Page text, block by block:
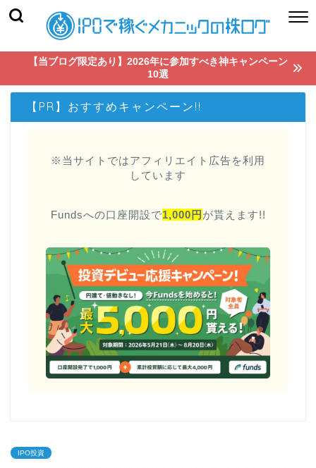
【当ブログ限定あり】2026年に参加すべき神キャンペーン
10選
【PR】おすすめキャンペーン!!
※当サイトではアフィリエイト広告を利用
しています
Fundsへの口座開設で1,000円 が貰えます!!
IPO投資